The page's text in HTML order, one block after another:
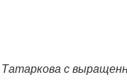
с